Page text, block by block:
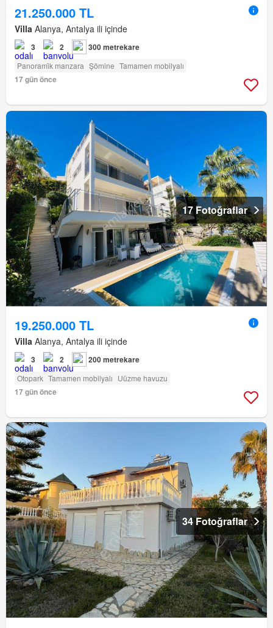
21.250.000 TL
Villa Alanya, Antalya ili içinde
3 2 300 metrekare
Panorami̇k manzara Şömine Tamamen mobilyalı
17 gün önce
17 Fotoğraflar
19.250.000 TL
Villa Alanya, Antalya ili içinde
3 2 200 metrekare
Otopark Tamamen mobilyalı Uüzme havuzu
17 gün önce
34 Fotoğraflar